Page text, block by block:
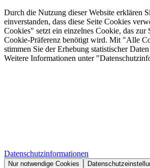
Durch die Nutzung dieser Website erklären
einverstanden, dass diese Seite Cookies
Cookies" setzt ein einzelnes Cookie, das zur
Cookie-Präferenz benötigt wird. Mit "Alle
stimmen Sie der Erhebung statistischer
Weitere Informationen unter
Datenschutzinformationen
Nur notwendige Cookies